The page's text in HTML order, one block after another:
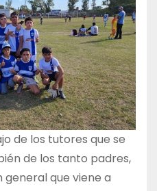
de los tutores que se
de los tanto padres,
general que viene a